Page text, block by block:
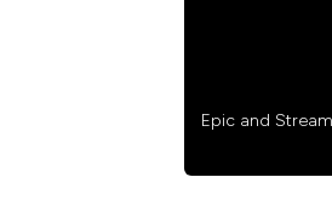
Epic and